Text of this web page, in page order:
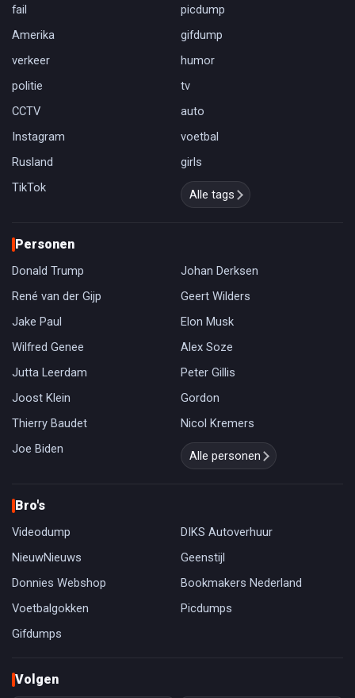
fail
picdump
Amerika
gifdump
verkeer
humor
politie
tv
CCTV
auto
Instagram
voetbal
Rusland
girls
TikTok
Alle tags
Personen
Donald Trump
Johan Derksen
René van der Gijp
Geert Wilders
Jake Paul
Elon Musk
Wilfred Genee
Alex Soze
Jutta Leerdam
Peter Gillis
Joost Klein
Gordon
Thierry Baudet
Nicol Kremers
Joe Biden
Alle personen
Bro's
Videodump
DIKS Autoverhuur
NieuwNieuws
Geenstijl
Donnies Webshop
Bookmakers Nederland
Voetbalgokken
Picdumps
Gifdumps
Volgen